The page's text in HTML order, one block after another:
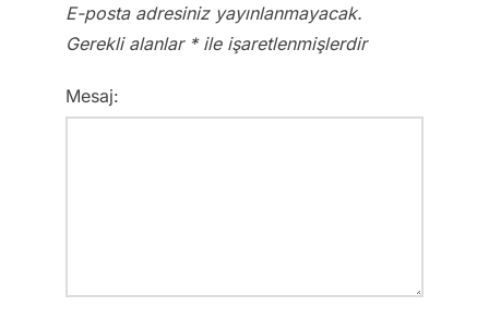
E-posta adresiniz yayınlanmayacak.
Gerekli alanlar *ile işaretlenmişlerdir
Mesaj: